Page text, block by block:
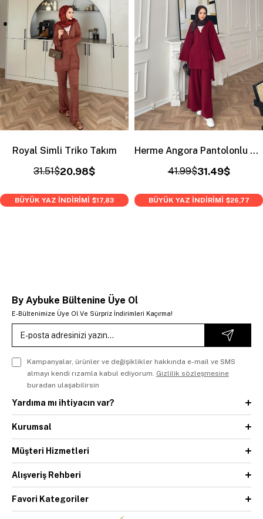
Royal Simli Triko Takım
20.98$
31.51$
BÜYÜK YAZ İNDİRİMİ $17,83
Herme Angora Pantolonlu Takım Bordo
31.49$
41.99$
BÜYÜK YAZ İNDİRİMİ $26,77
By Aybuke Bültenine Üye Ol
E-Bültenimize Üye Ol Ve Sürpriz İndirimleri Kaçırma!
Kampanyalar, ürünler ve değişiklikler hakkında e-mail ve SMS
almayı kendi rızamla kabul ediyorum. Gizlilik sözleşmesine
buradan ulaşabilirsin
Yardıma mı ihtiyacın var?
Kurumsal
Müşteri Hizmetleri
Alışveriş Rehberi
Favori Kategoriler